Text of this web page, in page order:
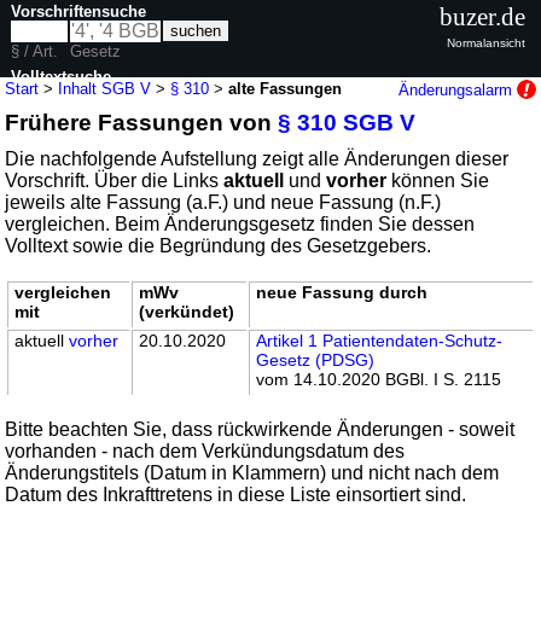
Start > Inhalt SGB V > § 310 >alte Fassungen Änderungsalarm
Frühere Fassungen von§ 310 SGB V
Die nachfolgende Aufstellung zeigt alle Änderungen dieser
Vorschrift. Über die Linksaktuell undvorher können Sie
jeweils alte Fassung (a.F.) und neue Fassung (n.F.)
vergleichen. Beim Änderungsgesetz finden Sie dessen
Volltext sowie die Begründung des Gesetzgebers.
vergleichen
mit
mWv
(verkündet)
neue Fassung durch
aktuellvorher 20.10.2020
Artikel 1 Patientendaten-Schutz-
Gesetz (PDSG)
vom 14.10.2020 BGBl. I S. 2115
Bitte beachten Sie, dass rückwirkende Änderungen - soweit
vorhanden - nach dem Verkündungsdatum des
Änderungstitels (Datum in Klammern) und nicht nach dem
Datum des Inkrafttretens in diese Liste einsortiert sind.
Vorschriftensuche
§ / Art.
Gesetz
Volltextsuche
nur in SGB V
buzer.de
Normalansicht